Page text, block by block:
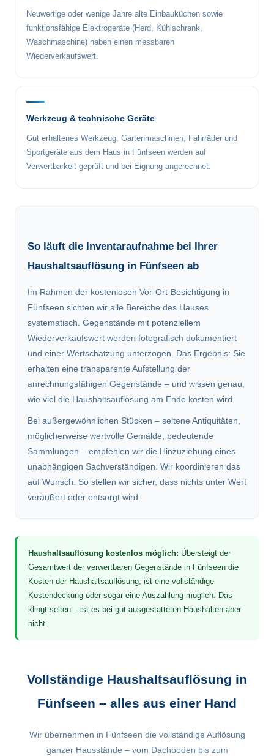
Neuwertige oder wenige Jahre alte Einbauküchen sowie
funktionsfähige Elektrogeräte (Herd, Kühlschrank,
Waschmaschine) haben einen messbaren
Wiederverkaufswert.
Werkzeug & technische Geräte
Gut erhaltenes Werkzeug, Gartenmaschinen, Fahrräder und
Sportgeräte aus dem Haus in Fünfseen werden auf
Verwertbarkeit geprüft und bei Eignung angerechnet.
So läuft die Inventaraufnahme bei Ihrer
Haushaltsauflösung in Fünfseen ab
Im Rahmen der kostenlosen Vor-Ort-Besichtigung in
Fünfseen sichten wir alle Bereiche des Hauses
systematisch. Gegenstände mit potenziellem
Wiederverkaufswert werden fotografisch dokumentiert
und einer Wertschätzung unterzogen. Das Ergebnis: Sie
erhalten eine transparente Aufstellung der
anrechnungsfähigen Gegenstände – und wissen genau,
wie viel die Haushaltsauflösung am Ende kosten wird.
Bei außergewöhnlichen Stücken – seltene Antiquitäten,
möglicherweise wertvolle Gemälde, bedeutende
Sammlungen – empfehlen wir die Hinzuziehung eines
unabhängigen Sachverständigen. Wir koordinieren das
auf Wunsch. So stellen wir sicher, dass nichts unter Wert
veräußert oder entsorgt wird.
Haushaltsauflösung kostenlos möglich: Übersteigt der
Gesamtwert der verwertbaren Gegenstände in Fünfseen die
Kosten der Haushaltsauflösung, ist eine vollständige
Kostendeckung oder sogar eine Auszahlung möglich. Das
klingt selten – ist es bei gut ausgestatteten Haushalten aber
nicht.
Vollständige Haushaltsauflösung in
Fünfseen – alles aus einer Hand
Wir übernehmen in Fünfseen die vollständige Auflösung
ganzer Hausstände – vom Dachboden bis zum